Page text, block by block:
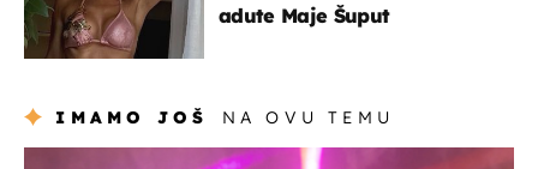
adute Maje Šuput
IMAMO JOŠ NA OVU TEMU